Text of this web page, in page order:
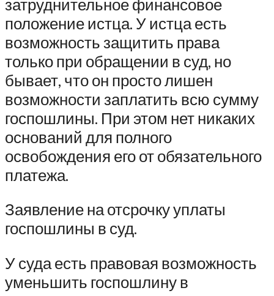
затруднительное финансовое
положение истца. У истца есть
возможность защитить права
только при обращении в суд, но
бывает, что он просто лишен
возможности заплатить всю сумму
госпошлины. При этом нет никаких
оснований для полного
освобождения его от обязательного
платежа.
Заявление на отсрочку уплаты
госпошлины в суд.
У суда есть правовая возможность
уменьшить госпошлину в